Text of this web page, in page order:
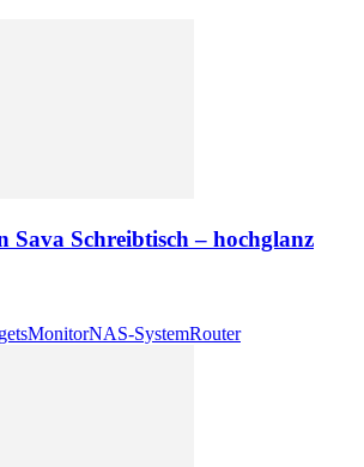
Sava Schreibtisch – hochglanz
MonitorNAS-SystemRouter